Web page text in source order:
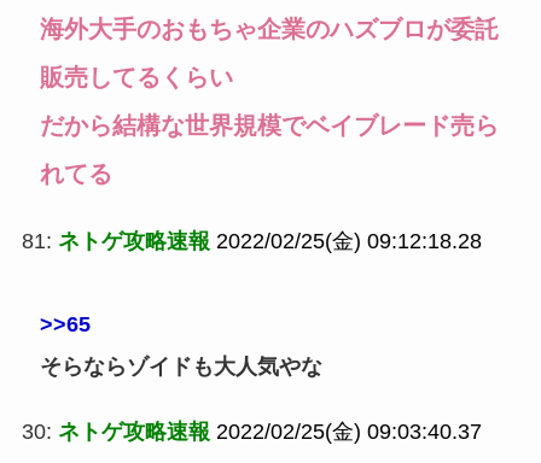
海外大手のおもちゃ企業のハズブロが委託
販売してるくらい
だから結構な世界規模でベイブレード売ら
れてる
81: ネトゲ攻略速報 2022/02/25(金) 09:12:18.28
>>65
そらならゾイドも大人気やな
30: ネトゲ攻略速報 2022/02/25(金) 09:03:40.37